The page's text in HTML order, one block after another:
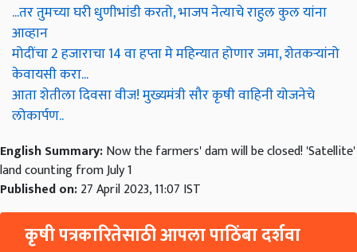
...तर तुमच्या घरी धुणीभांडी करतो, भाजप नेत्याचे राहुल कुल यांना
आव्हान
मोदींचा 2 हजाराचा 14 वा हप्ता मे महिन्यात होणार जमा, शेतकऱ्यांनो
केवायसी करा...
आता शेतीला दिवसा वीज! मुख्यमंत्री सौर कृषी वाहिनी योजनेचे
लोकार्पण..
English Summary:Now the farmers' dam will be closed! 'Satellite'
land counting from July 1
Published on:27 April 2023, 11:07 IST
कृषी पत्रकारितेसाठी आपला पाठिंबा दर्शवा